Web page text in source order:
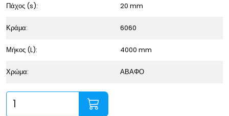
Πάχος (s): 20 mm
Κράμα: 6060
Μήκος (L): 4000 mm
Χρώμα: ΑΒΑΦΟ